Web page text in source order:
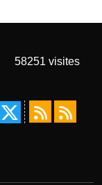
58251 visites